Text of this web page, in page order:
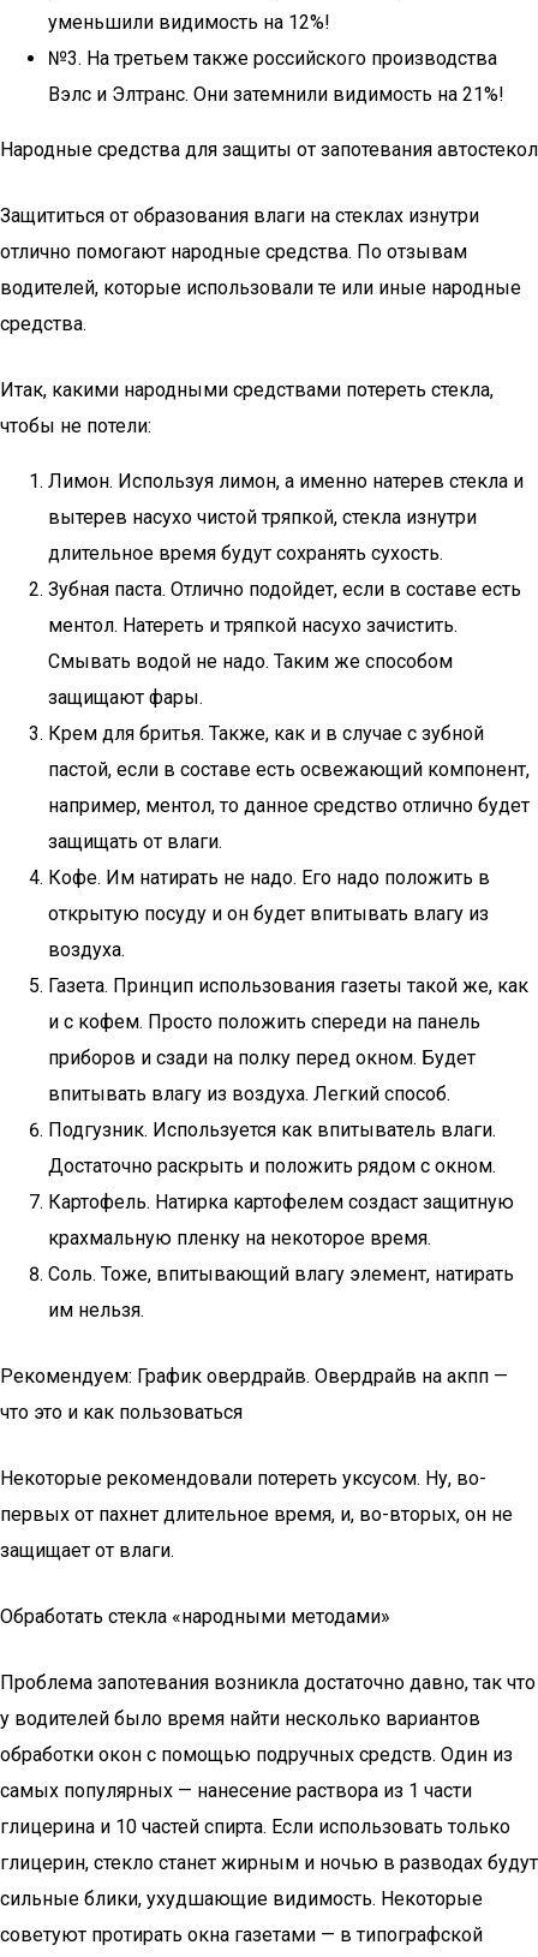
уменьшили видимость на 12%!
№3. На третьем также российского производства
Вэлс и Элтранс. Они затемнили видимость на 21%!
Народные средства для защиты от запотевания автостекол
Защититься от образования влаги на стеклах изнутри
отлично помогают народные средства. По отзывам
водителей, которые использовали те или иные народные
средства.
Итак, какими народными средствами потереть стекла,
чтобы не потели:
Лимон. Используя лимон, а именно натерев стекла и
вытерев насухо чистой тряпкой, стекла изнутри
длительное время будут сохранять сухость.
Зубная паста. Отлично подойдет, если в составе есть
ментол. Натереть и тряпкой насухо зачистить.
Смывать водой не надо. Таким же способом
защищают фары.
Крем для бритья. Также, как и в случае с зубной
пастой, если в составе есть освежающий компонент,
например, ментол, то данное средство отлично будет
защищать от влаги.
Кофе. Им натирать не надо. Его надо положить в
открытую посуду и он будет впитывать влагу из
воздуха.
Газета. Принцип использования газеты такой же, как
и с кофем. Просто положить спереди на панель
приборов и сзади на полку перед окном. Будет
впитывать влагу из воздуха. Легкий способ.
Подгузник. Используется как впитыватель влаги.
Достаточно раскрыть и положить рядом с окном.
Картофель. Натирка картофелем создаст защитную
крахмальную пленку на некоторое время.
Соль. Тоже, впитывающий влагу элемент, натирать
им нельзя.
Рекомендуем: График овердрайв. Овердрайв на акпп —
что это и как пользоваться
Некоторые рекомендовали потереть уксусом. Ну, во-
первых от пахнет длительное время, и, во-вторых, он не
защищает от влаги.
Обработать стекла «народными методами»
Проблема запотевания возникла достаточно давно, так что
у водителей было время найти несколько вариантов
обработки окон с помощью подручных средств. Один из
самых популярных — нанесение раствора из 1 части
глицерина и 10 частей спирта. Если использовать только
глицерин, стекло станет жирным и ночью в разводах будут
сильные блики, ухудшающие видимость. Некоторые
советуют протирать окна газетами — в типографской